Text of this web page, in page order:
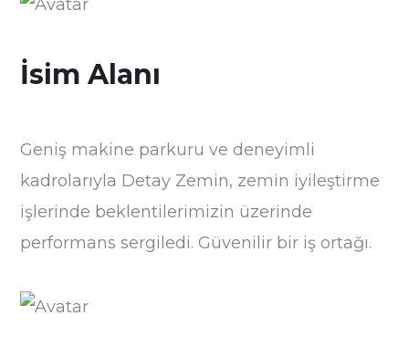
İsim Alanı
Geniş makine parkuru ve deneyimli
kadrolarıyla Detay Zemin, zemin iyileştirme
işlerinde beklentilerimizin üzerinde
performans sergiledi. Güvenilir bir iş ortağı.